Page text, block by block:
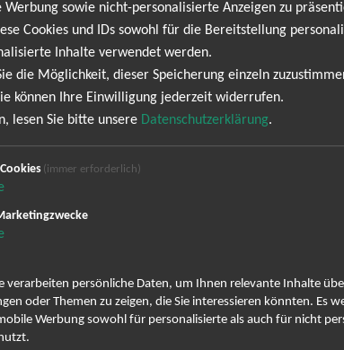
26.08.2026
Tom Odell
Stimme und seine emotionalen Songs endlich
britische Singer-Songwriter längst einen festen Platz
Tiefe, die unter die Haut geht. Ob du ihn schon lange
– es ist ein Moment, den man nicht vergisst. Sichere
Bühnenpräsenz für Gänsehautmomente
und sei Teil eines unvergesslichen Abends.
Werbung sowie nicht-personalisierte Anzeigen zu
Cookies und IDs sowohl für die Bereitstellung
Inhalte verwendet werden.
die Möglichkeit, dieser Speicherung einzeln
können Ihre Einwilligung jederzeit widerrufen.
lesen Sie bitte unsere Datenschutzerklärung.
(immer erforderlich)
verarbeiten persönliche Daten, um Ihnen relevante Inhalte
oder Themen zu zeigen, die Sie interessieren könnten. Es
Werbung sowohl für personalisierte als auch für nicht